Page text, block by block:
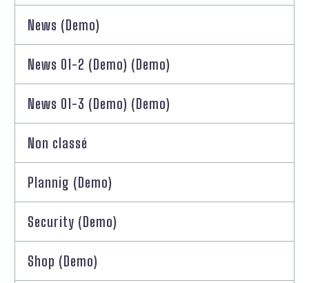
News (Demo)
News 01-2 (Demo) (Demo)
News 01-3 (Demo) (Demo)
Non classé
Plannig (Demo)
Security (Demo)
Shop (Demo)